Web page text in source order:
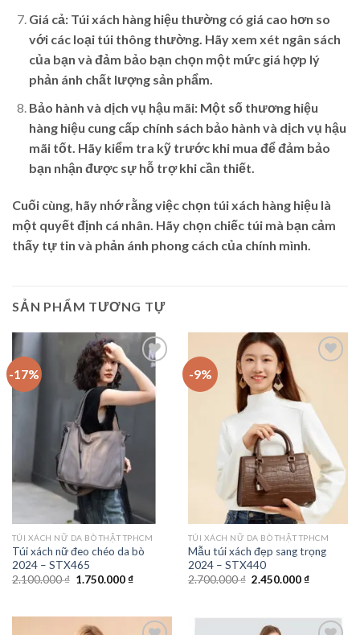
Giá cả:Túi xách hàng hiệu thường có giá cao hơn so
với các loại túi thông thường. Hãy xem xét ngân sách
của bạn và đảm bảo bạn chọn một mức giá hợp lý
phản ánh chất lượng sản phẩm.
Bảo hành và dịch vụ hậu mãi:Một số thương hiệu
hàng hiệu cung cấp chính sách bảo hành và dịch vụ hậu
mãi tốt. Hãy kiểm tra kỹ trước khi mua để đảm bảo
bạn nhận được sự hỗ trợ khi cần thiết.
Cuối cùng, hãy nhớ rằng việc chọn túi xách hàng hiệu là
một quyết định cá nhân. Hãy chọn chiếc túi mà bạn cảm
thấy tự tin và phản ánh phong cách của chính mình.
SẢN PHẨM TƯƠNG TỰ
-17%
Add to
TÚI XÁCH NỮ DA BÒ THẬT TPHCM
Túi xách nữ đeo chéo da bò
2024 – STX465
2.100.000₫ Giá
1.750.000₫Giá
1.750.000 ₫.
-9%
wishlist
TÚI XÁCH NỮ DA BÒ THẬT TPHCM
Mẫu túi xách đẹp sang trọng
2024 – STX440
2.700.000₫ Giá
2.450.000₫Giá
2.450.000